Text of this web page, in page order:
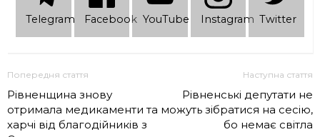
Telеgram Facebook YouTube Instagram Twitter
Попередня стаття
Рівненщина знову
отримала медикаменти та
харчі від благодійників з
Наступна стаття
Рівненські депутати не
можуть зібратися на сесію,
бо немає світла